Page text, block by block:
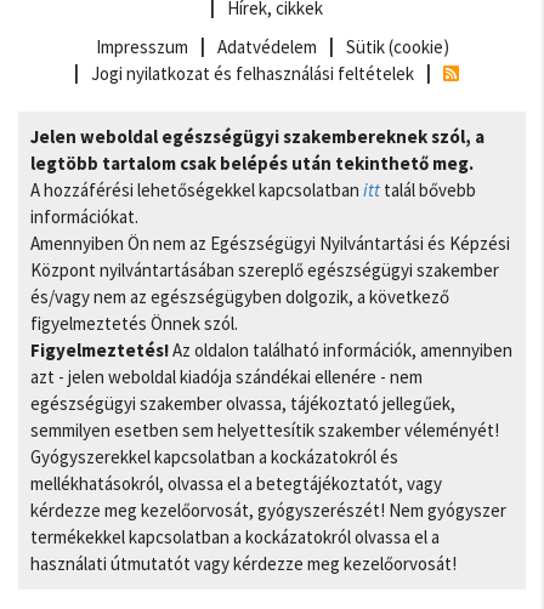
Hírek, cikkek
Impresszum
Adatvédelem
Sütik (cookie)
Jogi nyilatkozat és felhasználási feltételek
Jelen weboldal egészségügyi szakembereknek szól, a
legtöbb tartalom csak belépés után tekinthető meg.
A hozzáférési lehetőségekkel kapcsolatban itt talál bővebb
információkat.
Amennyiben Ön nem az Egészségügyi Nyilvántartási és Képzési
Központ nyilvántartásában szereplő egészségügyi szakember
és/vagy nem az egészségügyben dolgozik, a következő
figyelmeztetés Önnek szól.
Figyelmeztetés!Az oldalon található információk, amennyiben
azt - jelen weboldal kiadója szándékai ellenére - nem
egészségügyi szakember olvassa, tájékoztató jellegűek,
semmilyen esetben sem helyettesítik szakember véleményét!
Gyógyszerekkel kapcsolatban a kockázatokról és
mellékhatásokról, olvassa el a betegtájékoztatót, vagy
kérdezze meg kezelőorvosát, gyógyszerészét! Nem gyógyszer
termékekkel kapcsolatban a kockázatokról olvassa el a
használati útmutatót vagy kérdezze meg kezelőorvosát!